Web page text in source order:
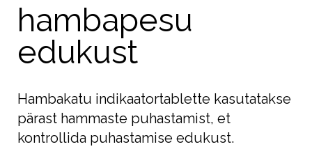
hambapesu
edukust
Hambakatu indikaatortablette kasutatakse
pärast hammaste puhastamist, et
kontrollida puhastamise edukust.